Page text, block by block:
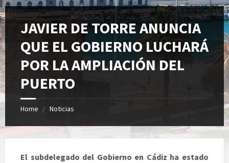
JAVIER DE TORRE ANUNCIA
QUE EL GOBIERNO LUCHARÁ
POR LA AMPLIACIÓN DEL
PUERTO
Home Noticias
El subdelegado del Gobierno en Cádiz ha estado